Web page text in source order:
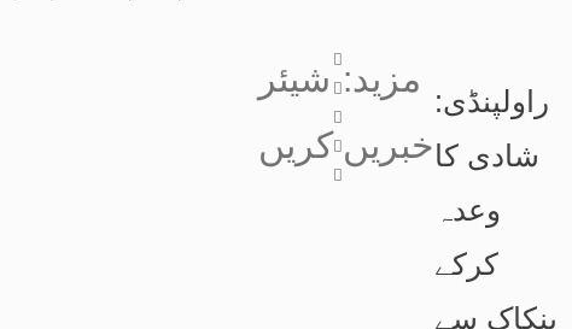
شیئر
کریں
:مزید
خبریں
راولپنڈی:
شادی کا
وعدہ
کرکے
بنکاک سے